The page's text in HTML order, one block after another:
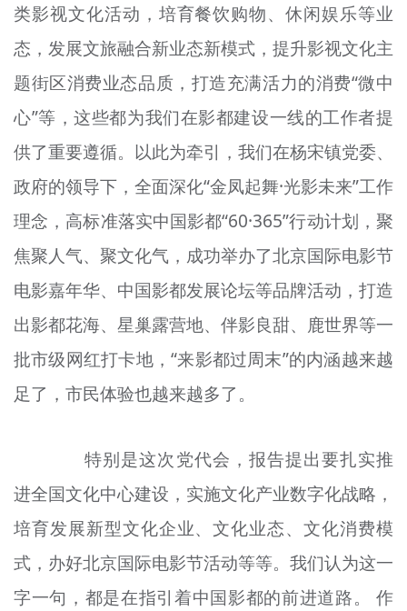
类影视文化活动，培育餐饮购物、休闲娱乐等业
态，发展文旅融合新业态新模式，提升影视文化主
题街区消费业态品质，打造充满活力的消费“微中
心”等，这些都为我们在影都建设一线的工作者提
供了重要遵循。以此为牵引，我们在杨宋镇党委、
政府的领导下，全面深化“金凤起舞·光影未来”工作
理念，高标准落实中国影都“60·365”行动计划，聚
焦聚人气、聚文化气，成功举办了北京国际电影节
电影嘉年华、中国影都发展论坛等品牌活动，打造
出影都花海、星巢露营地、伴影良甜、鹿世界等一
批市级网红打卡地，“来影都过周末”的内涵越来越
足了，市民体验也越来越多了。
特别是这次党代会，报告提出要扎实推
进全国文化中心建设，实施文化产业数字化战略，
培育发展新型文化企业、文化业态、文化消费模
式，办好北京国际电影节活动等等。我们认为这一
字一句，都是在指引着中国影都的前进道路。 作